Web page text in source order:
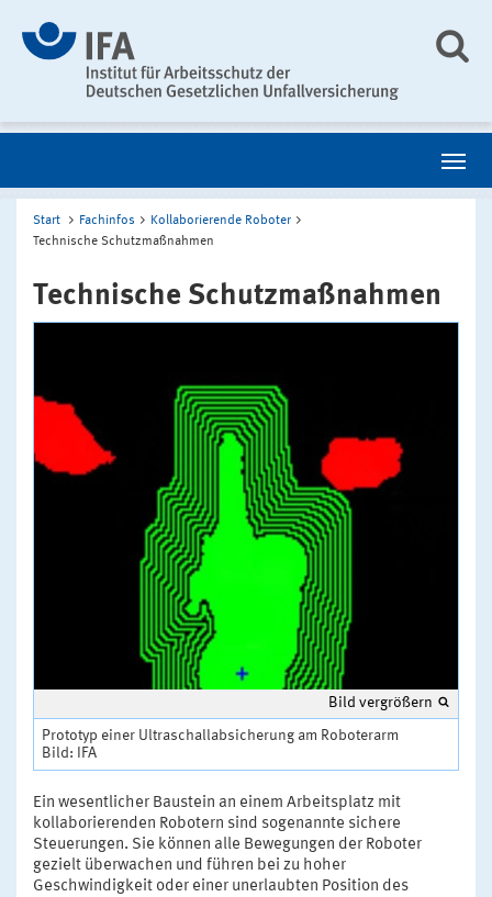
Start Fachinfos
Kollaborierende Roboter
Technische Schutzmaßnahmen
Technische Schutzmaßnahmen
Bild vergrößern
Prototyp einer Ultraschallabsicherung am Roboterarm
Bild: IFA
Ein wesentlicher Baustein an einem Arbeitsplatz mit
kollaborierenden Robotern sind sogenannte sichere
Steuerungen. Sie können alle Bewegungen der Roboter
gezielt überwachen und führen bei zu hoher
Geschwindigkeit oder einer unerlaubten Position des